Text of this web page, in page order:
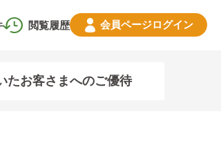
閲覧履歴 会員ページログイン
たお客さまへのご優待